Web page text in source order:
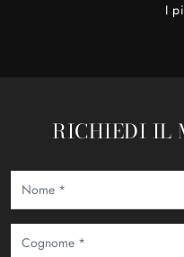
I
RICHIEDI IL